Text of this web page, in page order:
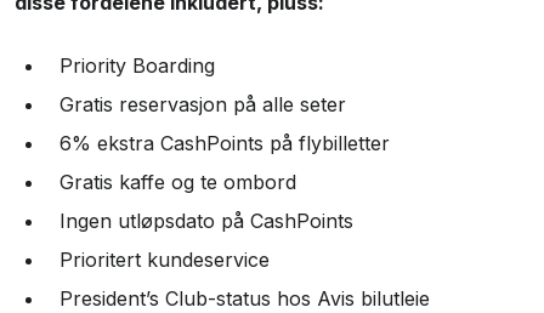
Priority Boarding
Gratis reservasjon på alle seter
6% ekstra CashPoints på flybilletter
Gratis kaffe og te ombord
Ingen utløpsdato på CashPoints
Prioritert kundeservice
President’s Club-status hos Avis bilutleie